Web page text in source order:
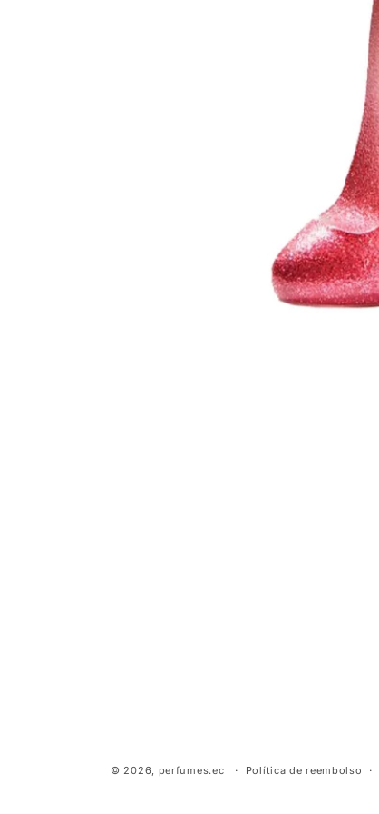
© 2026, perfumes.ec Política de reembolso